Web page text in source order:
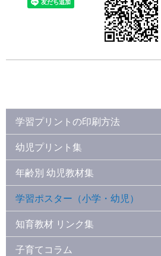
学習プリントの印刷方法
幼児プリント集
年齢別 幼児教材集
学習ポスター（小学・幼児）
知育教材 リンク集
子育てコラム